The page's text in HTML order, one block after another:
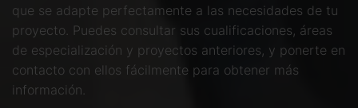
que se adapte perfectamente a las necesidades de tu
proyecto. Puedes consultar sus cualificaciones, áreas
de especialización y proyectos anteriores, y ponerte en
contacto con ellos fácilmente para obtener más
información.